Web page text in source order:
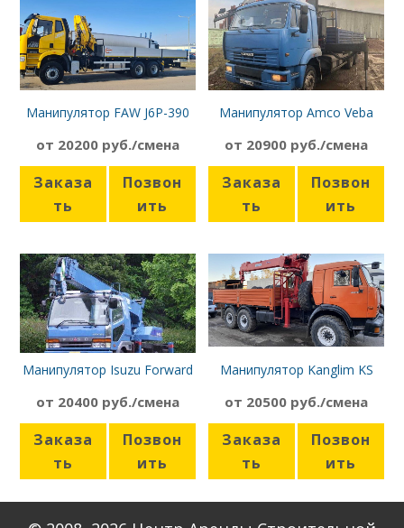
Манипулятор FAW J6P-390
от 20200 руб./смена
Заказа
ть
Позвон
ить
Манипулятор Amco Veba
от 20900 руб./смена
Заказа
ть
Позвон
ить
Манипулятор Isuzu Forward
от 20400 руб./смена
Заказа
ть
Позвон
ить
Манипулятор Kanglim KS
от 20500 руб./смена
Заказа
ть
Позвон
ить